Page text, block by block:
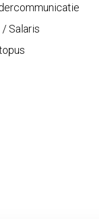
/ Salaris